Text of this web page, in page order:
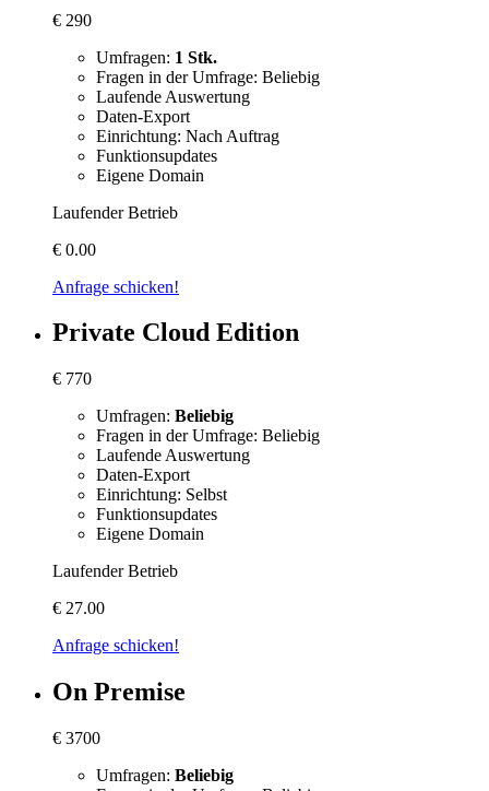
€ 290
Umfragen: 1 Stk.
Fragen in der Umfrage: Beliebig
Laufende Auswertung
Daten-Export
Einrichtung: Nach Auftrag
Funktionsupdates
Eigene Domain
Laufender Betrieb
€ 0.00
Anfrage schicken!
Private Cloud Edition
€ 770
Umfragen: Beliebig
Fragen in der Umfrage: Beliebig
Laufende Auswertung
Daten-Export
Einrichtung: Selbst
Funktionsupdates
Eigene Domain
Laufender Betrieb
€ 27.00
Anfrage schicken!
On Premise
€ 3700
Umfragen: Beliebig